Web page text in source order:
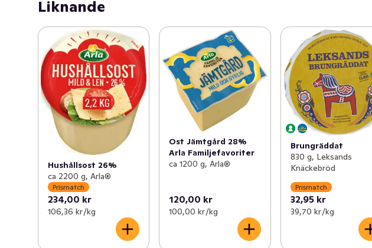
lång eftersmak. Arla Sture® 38% smakar gott som
osten stå framme en stund innan du äter den, då
kommer den att smälta i munnen. Som en del i Arlas
hållbarhetsarbete är Stureosten nu vaxfri. Det ger också
mer ost för pengarna!
Liknande
Hushållsost 26%
ca 2200 g, Arla®
Prismatch
234,00 kr
106,36 kr /kg
Ost Jämtgård 28%
Arla Familjefavoriter
ca 1200 g, Arla®
120,00 kr
100,00 kr /kg
Brungräddat
830 g, Leksands
Knäckebröd
Prismatch
32,95 kr
39,70 kr /kg